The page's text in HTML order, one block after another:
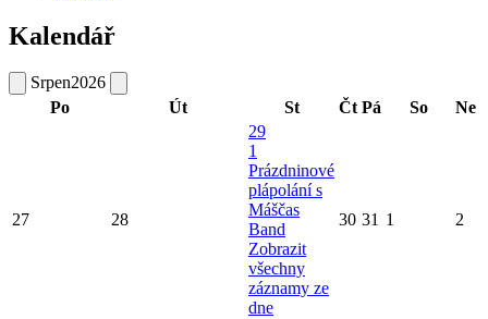
Kalendář
Srpen2026
Po
Út St Čt Pá So Ne
27 28
29
1
Prázdninové
plápolání s
Máščas
Band
Zobrazit
všechny
záznamy ze
dne
30 31 1 2